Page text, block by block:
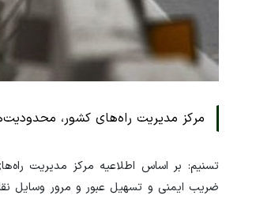
مرکز مدیریت راه‌های کشور، محدودیت‌های ترافیکی ایام نوروز ۱۴۰۲ از تاریخ ۲۳